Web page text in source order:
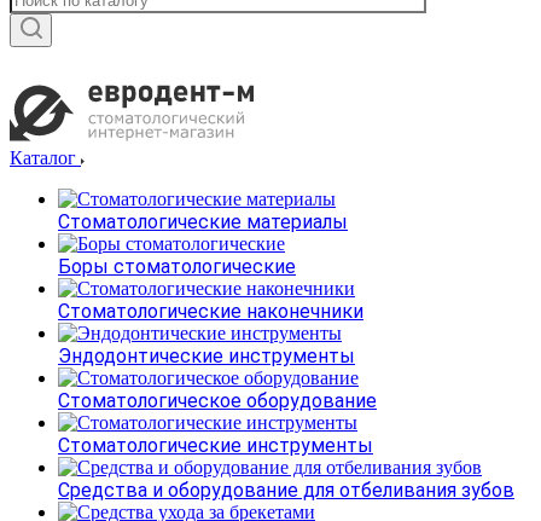
Каталог
Стоматологические материалы
Боры стоматологические
Стоматологические наконечники
Эндодонтические инструменты
Стоматологическое оборудование
Стоматологические инструменты
Средства и оборудование для отбеливания зубов